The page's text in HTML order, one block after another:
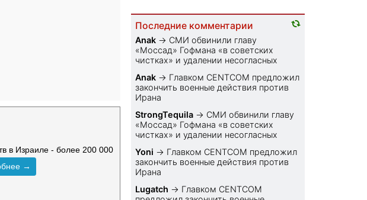
в Израиле - более 200 000
→
Последние комментарии
Anak → СМИ обвинили главу
«Моссад» Гофмана «в советских
чистках» и удалении несогласных
Anak → Главком CENTCOM предложил
закончить военные действия против
Ирана
StrongTequila → СМИ обвинили главу
«Моссад» Гофмана «в советских
чистках» и удалении несогласных
Yoni → Главком CENTCOM предложил
закончить военные действия против
Ирана
Lugatch → Главком CENTCOM